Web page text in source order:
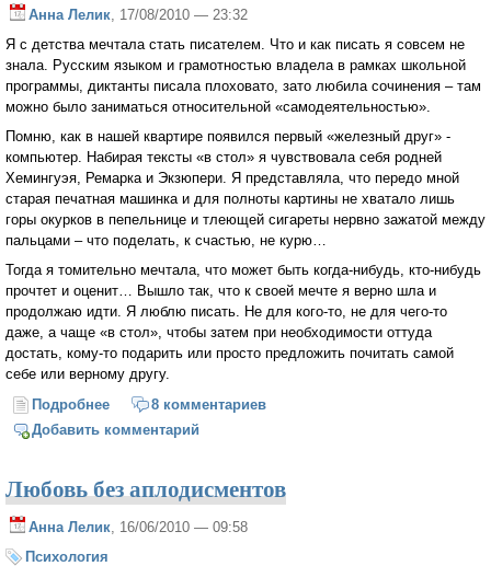
Анна Лелик, 17/08/2010 — 23:32
Я с детства мечтала стать писателем. Что и как писать я совсем не
знала. Русским языком и грамотностью владела в рамках школьной
программы, диктанты писала плоховато, зато любила сочинения – там
можно было заниматься относительной «самодеятельностью».
Помню, как в нашей квартире появился первый «железный друг» -
компьютер. Набирая тексты «в стол» я чувствовала себя родней
Хемингуэя, Ремарка и Экзюпери. Я представляла, что передо мной
старая печатная машинка и для полноты картины не хватало лишь
горы окурков в пепельнице и тлеющей сигареты нервно зажатой между
пальцами – что поделать, к счастью, не курю…
Тогда я томительно мечтала, что может быть когда-нибудь, кто-нибудь
прочтет и оценит… Вышло так, что к своей мечте я верно шла и
продолжаю идти. Я люблю писать. Не для кого-то, не для чего-то
даже, а чаще «в стол», чтобы затем при необходимости оттуда
достать, кому-то подарить или просто предложить почитать самой
себе или верному другу.
Подробнее о Рукописи не горят?!
8 комментариев
Добавить комментарий
Любовь без аплодисментов
Анна Лелик, 16/06/2010 — 09:58
Психология